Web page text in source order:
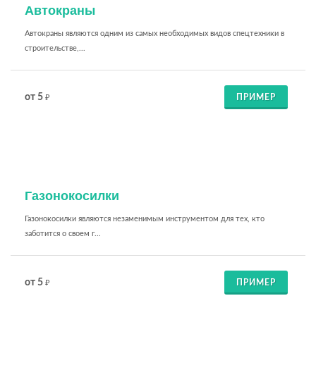
Автокраны
Автокраны являются одним из самых необходимых видов спецтехники в
строительстве,...
от 5 ₽ ПРИМЕР
Газонокосилки
Газонокосилки являются незаменимым инструментом для тех, кто
заботится о своем г...
от 5 ₽ ПРИМЕР